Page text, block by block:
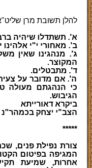
להלן תשובת מרן
א'. תשתדלו שיהיה
ב'. מאחורי י"י אלהינו
ג'. מנהגינו שאין
המקוצר.
ד'. מתבטלים.
ה'. אם מדובר על
כי הנהגתם מעולה
הגיבוש.
ביקרא דאורייתא
הצב"י יצחק בכמהר"נ
*****
צורת נפילת פנים,
המגיפה בפיטום
אחרות, שמיעת